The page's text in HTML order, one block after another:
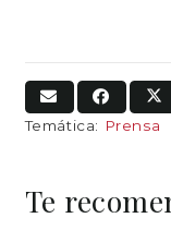
Temática: Prensa
Te